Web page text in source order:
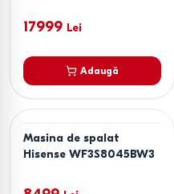
17999 Lei
Adaugă
Masina de spalat
Hisense WF3S8045BW3